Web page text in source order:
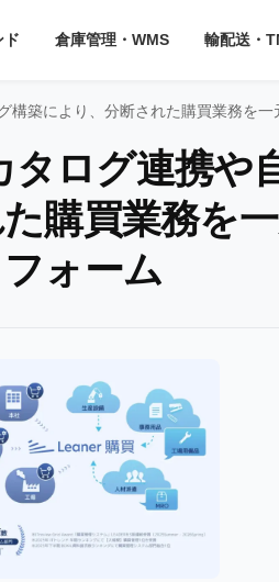
ド 倉庫管理・WMS 輸配送・
築により、分断された購買業務を
ログ連携や
購買業務を一
ォーム